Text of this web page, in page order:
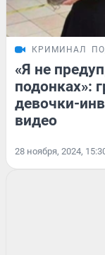
КРИМИНАЛ
«Я не
подонках»:
девочки-
видео
28 ноября, 2024,